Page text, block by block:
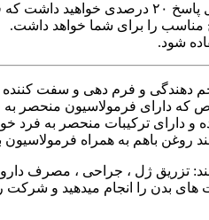
دهندگی و فرم دهی و سفت
روغن باهم به همراه
تزریق ژل ، جراحی ، مصرف
بدن را انجام میدهید و شرکت